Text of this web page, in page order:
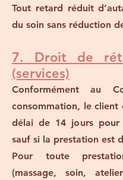
Tout retard réduit
du soin sans réduction
7. Droit de
(services)
Conformément au
consommation, le client
délai de 14 jours pour
sauf si la prestation est
Pour toute
(massage, soin,